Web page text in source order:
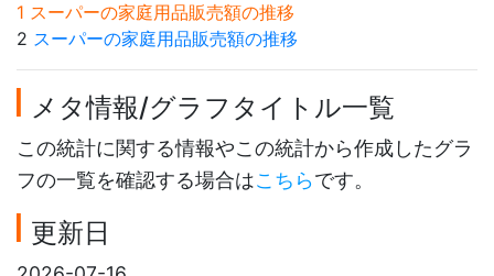
1 スーパーの家庭用品販売額の推移
2 スーパーの家庭用品販売額の推移
メタ情報/グラフタイトル一覧
この統計に関する情報やこの統計から作成したグラ
フの一覧を確認する場合はこちらです。
更新日